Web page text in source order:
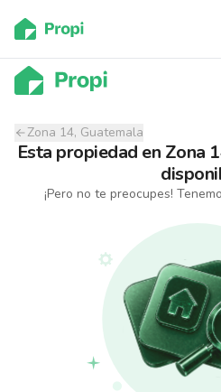
Zona 14, Guatemala
Esta propiedad en Zona
¡Pero no te preocupes!